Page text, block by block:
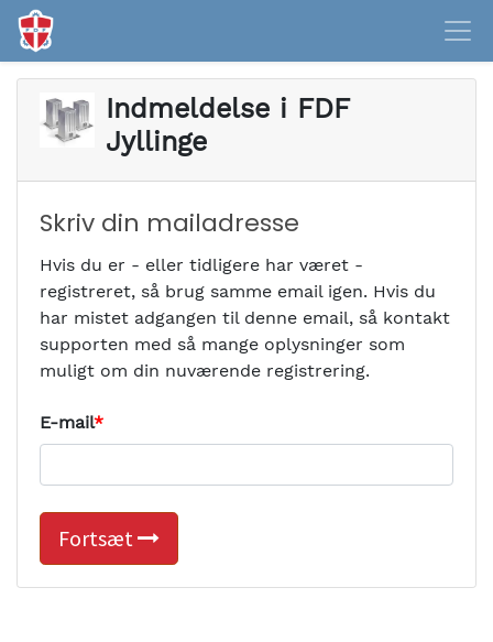
Indmeldelse i FDF
Jyllinge
Skriv din mailadresse
Hvis du er - eller tidligere har været -
registreret, så brug samme email igen. Hvis du
har mistet adgangen til denne email, så kontakt
supporten med så mange oplysninger som
muligt om din nuværende registrering.
E-mail
Fortsæt